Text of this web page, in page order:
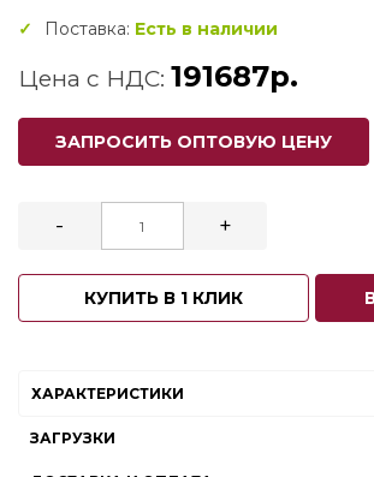
Поставка: Есть в наличии
Цена с НДС: 191687р.
ЗАПРОСИТЬ ОПТОВУЮ ЦЕНУ
- +
КУПИТЬ В 1 КЛИК
ХАРАКТЕРИСТИКИ
ЗАГРУЗКИ